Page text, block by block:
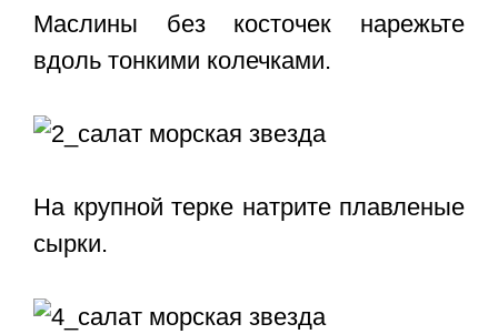
Маслины без косточек нарежьте
вдоль тонкими колечками.
На крупной терке натрите плавленые
сырки.